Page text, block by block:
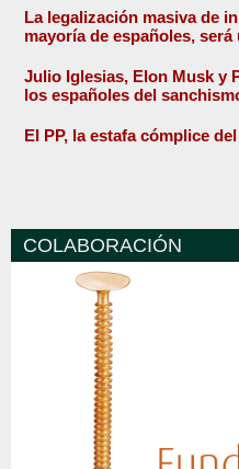
La legalización masiva de
mayoría de españoles,
Julio Iglesias, Elon Musk y
los españoles del
El PP, la estafa cómplice
COLABORACIÓN